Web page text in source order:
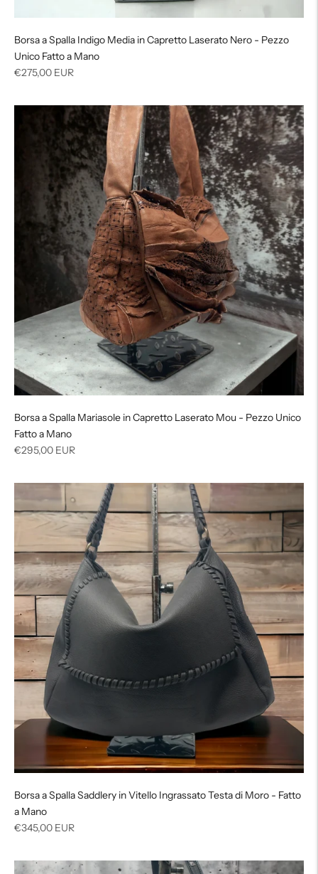
Borsa a Spalla Indigo Media in Capretto Laserato Nero - Pezzo
Unico Fatto a Mano
Prezzo
listino
€275,00 EUR
Borsa a Spalla Mariasole in Capretto Laserato Mou - Pezzo Unico
Fatto a Mano
Prezzo
listino
€295,00 EUR
Borsa a Spalla Saddlery in Vitello Ingrassato Testa di Moro - Fatto
a Mano
Prezzo
listino
€345,00 EUR